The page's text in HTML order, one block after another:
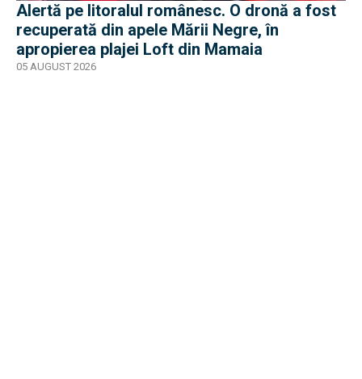
Alertă pe litoralul românesc. O dronă a fost
recuperată din apele Mării Negre, în
apropierea plajei Loft din Mamaia
05 AUGUST 2026